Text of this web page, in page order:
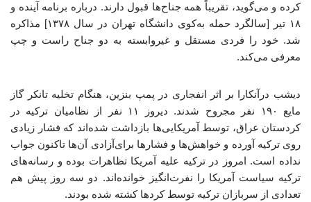
کرده و می‌گوید، تقریباً همه جناح‌ها قبول دارند. درباره برنامه ‌آینده و
۱۸ تیر [سالگرد حمله به‌کوی دانشگاه تهران در سال ۱۳۷۸] مذاکره
شد. خود را فردی مستقل و غیروابسته به دو جناح راست و چپ
معرفی می‌کند.
دیشب درآنکارا بر اثر انفجاری در پمپ‌ بنزین، هنگام تخلیه تانکر گاز
مایع ۱۹۰ نفر مجروح شدند. دیروز ۱۱ نفر از نظامیان ترکیه در
کردستان عراق، توسط‌ آمریکایی‌ها بازداشت شده‌اند که فشار زیادی
روی ترکیه‌ آورده و خواهش‌ها و فشارها برای‌آزادی آن‌ها تاکنون جواب
نداده است. امروز در ترکیه علیه آمریکا تظاهرات بوده و رسانه‌های
ترکیه سیاست آمریکا را نفرت‌انگیز خوانده‌اند. دو سه روز پیش هم
تعدادی از سربازان ترکیه توسط‌ کردها کشته شده بودند.